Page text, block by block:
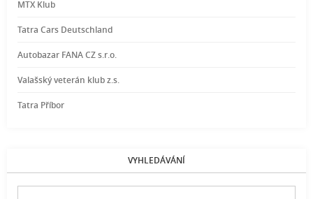
MTX Klub
Tatra Cars Deutschland
Autobazar FANA CZ s.r.o.
Valašský veterán klub z.s.
Tatra Příbor
VYHLEDÁVÁNÍ